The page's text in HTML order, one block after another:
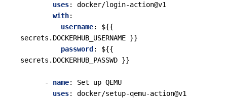
uses:
docker/login-action@v1
with:
username:
${{
secrets.DOCKERHUB_USERNAME }}
password :
${{
secrets.DOCKERHUB_PASSWD }}
- name:
Set up QEMU
uses: docker/setup-qemu-action@v1